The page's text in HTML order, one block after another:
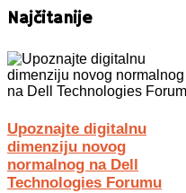
Najčitanije
Upoznajte digitalnu
dimenziju novog
normalnog na Dell
Technologies Forumu